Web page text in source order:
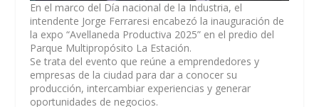
En el marco del Día nacional de la Industria, el
intendente Jorge Ferraresi encabezó la inauguración de
la expo “Avellaneda Productiva 2025” en el predio del
Parque Multipropósito La Estación.
Se trata del evento que reúne a emprendedores y
empresas de la ciudad para dar a conocer su
producción, intercambiar experiencias y generar
oportunidades de negocios.